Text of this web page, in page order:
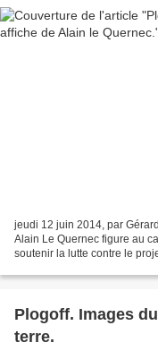
jeudi 12 juin 2014, par
Alain Le Quernec figure au
soutenir la lutte contre le
Plogoff. Images
terre.